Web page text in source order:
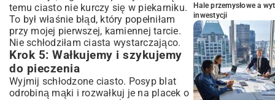
temu ciasto nie kurczy się w piekarniku.
To był właśnie błąd, który popełniłam
przy mojej pierwszej, kamiennej tarcie.
Nie schłodziłam ciasta wystarczająco.
Krok 5: Wałkujemy i szykujemy
do pieczenia
Wyjmij schłodzone ciasto. Posyp blat
odrobiną mąki i rozwałkuj je na placek o
Hale przemysłowe a
inwestycji